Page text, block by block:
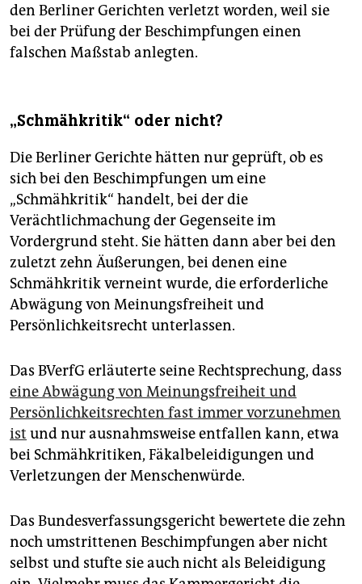
den Berliner Gerichten verletzt worden, weil sie
bei der Prüfung der Beschimpfungen einen
falschen Maßstab anlegten.
„Schmähkritik“ oder nicht?
Die Berliner Gerichte hätten nur geprüft, ob es
sich bei den Beschimpfungen um eine
„Schmähkritik“ handelt, bei der die
Verächtlichmachung der Gegenseite im
Vordergrund steht. Sie hätten dann aber bei den
zuletzt zehn Äußerungen, bei denen eine
Schmähkritik verneint wurde, die erforderliche
Abwägung von Meinungsfreiheit und
Persönlichkeitsrecht unterlassen.
Das BVerfG erläuterte seine Rechtsprechung, dass
eine Abwägung von Meinungsfreiheit und
Persönlichkeitsrechten fast immer vorzunehmen
ist und nur ausnahmsweise entfallen kann, etwa
bei Schmähkritiken, Fäkalbeleidigungen und
Verletzungen der Menschenwürde.
Das Bundesverfassungsgericht bewertete die zehn
noch umstrittenen Beschimpfungen aber nicht
selbst und stufte sie auch nicht als Beleidigung